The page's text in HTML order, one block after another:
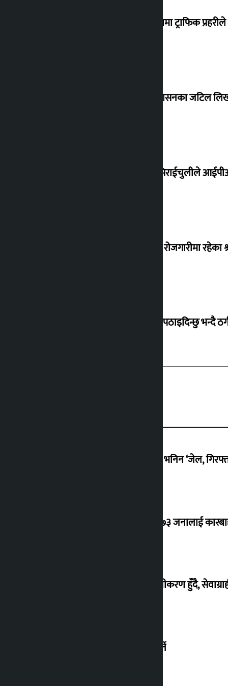
२४ घण्टामा ट्राफिक
भूमि प्रशासनका जटिल
होटल सिराईचुलीले
वैदेशिक रोजगारीमा
बेलायत पठाइदिन्छु भन्दै
बंगलादेश फर्किने घोषणा गर्दै शेख हसिनाले भनिन ‘जेल,
२४ घण्टामा ट्राफिक प्रहरीले गर्यो १ हजार १७३ जनालाई
भूमि प्रशासनका जटिल लिखत फाराम सरलीकरण हुँदै,
होटल सिराईचुलीले आईपीओ निष्कासन गर्ने